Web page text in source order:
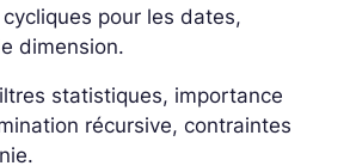
pour les dates,
dimension.
statistiques, importance
récursive, contraintes